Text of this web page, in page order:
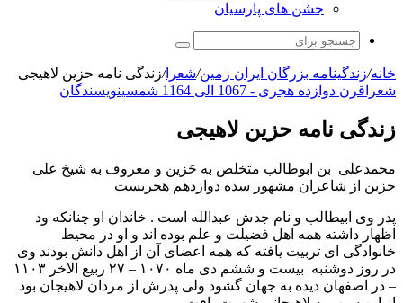
جشن های پارسیان
جستجو
برای
خانه/زندگینامه بزرگان ایران زمین/شعرا/زندگی نامه حزین لاهیجی
شعرا قرن دوازده هجری - 1067 الی 1164 شمسی نویسندگان
زندگی نامه حزین لاهیجی
محمدعلی بن ابوطالب متخلص به حَزین و معروف به شیخ علی
حزین از شاعران مشهور سده دوازدهم هجریست
پدر وی ابیطالب و نام جدش عبدالله است . خاندان او چنانکه ود
اظهار داشته همه اهل فضیلت و علم بوده اند و او در محیط
خانوادگی ای تربیت یافته که همه اعضای آن از اهل دانش بودند وی
در روز دوشنبه بیست و ششم دی ماه ۱۰۷۰ – ۲۷ ربیع الاخر ۱۱۰۳
– در اصفهان دیده به جهان گشود ولی پدرش از مردان لاهیجان بود